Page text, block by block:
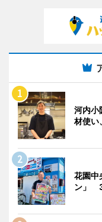
河内
材使い
花園中
ン」 3